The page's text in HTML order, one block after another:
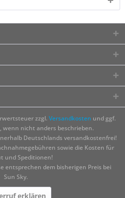
zzgl. Versandkosten und ggf.
wenn nicht anders beschrieben.
Deutschlands versandkostenfrei!
sowie die Kosten für
und Speditionen!
entsprechen dem bisherigen Preis bei
Sun Sky.
erklären